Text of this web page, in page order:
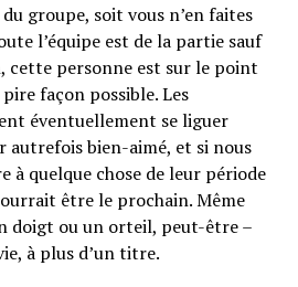
groupe, soit vous n’en faites
l’équipe est de la partie sauf
cette personne est sur le point
façon possible. Les
éventuellement se liguer
bien-aimé, et si nous
à quelque chose de leur période
être le prochain. Même
doigt ou un orteil, peut-être –
à plus d’un titre.